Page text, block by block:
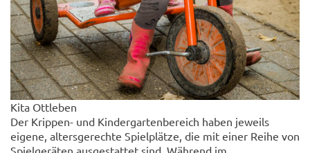
Kita Ottleben
Der Krippen- und Kindergartenbereich haben jeweils
eigene, altersgerechte Spielplätze, die mit einer Reihe von